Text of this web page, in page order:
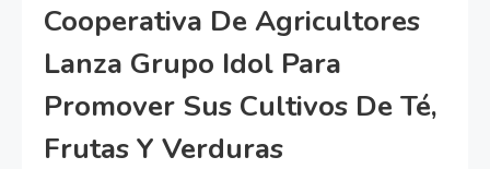
Cooperativa De Agricultores
Lanza Grupo Idol Para
Promover Sus Cultivos De Té,
Frutas Y Verduras